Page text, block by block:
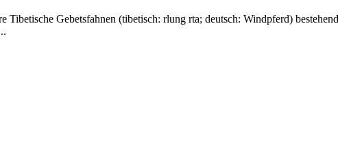
Tibetische Gebetsfahnen (tibetisch: rlung rta; deutsch: Windpferd)